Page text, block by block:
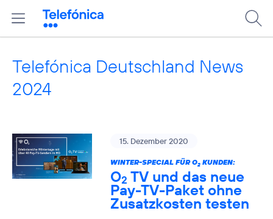
Telefónica Deutschland News
2024
15. Dezember 2020
WINTER-SPECIAL FÜR O2KUNDEN:
O2 TV und das neue
Pay-TV-Paket ohne
Zusatzkosten testen